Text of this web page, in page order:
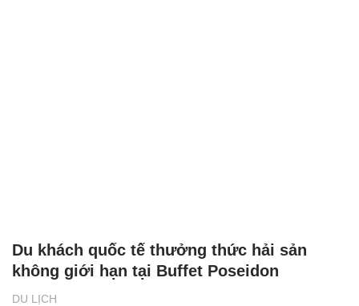
DU LỊCH
Du khách quốc tế thưởng thức hải sản
không giới hạn tại Buffet Poseidon